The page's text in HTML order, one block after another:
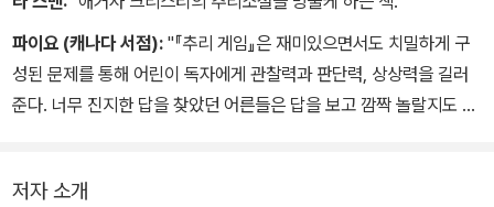
3. ‘검의 감옥’ : 잔인한 교도관들이 누가 가장 많은 죄수를 죽이는지
내기를 해요.
4. ‘용의 감옥’ : 머리가 셋 달린 용이 있어요. 용의 혓바닥에는 독이
어느 감옥을
파이요 (캐나다 서점): "『추리 게임』은 재미있으면서도 치밀하게 구
성된 문제를 통해 어린이 독자에게 관찰력과 판단력, 상상력을 길러
준다. 너무 진지한 답을 찾았던 어른들은 답을 보고 깜짝 놀랄지도 모
저자 소개